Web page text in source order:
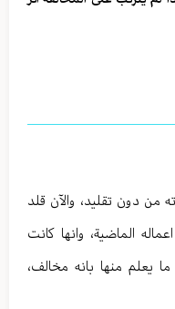
من دون تقليد، والآن قلد
الماضية، وانها كانت
ما يعلم منها بانه مخالف،